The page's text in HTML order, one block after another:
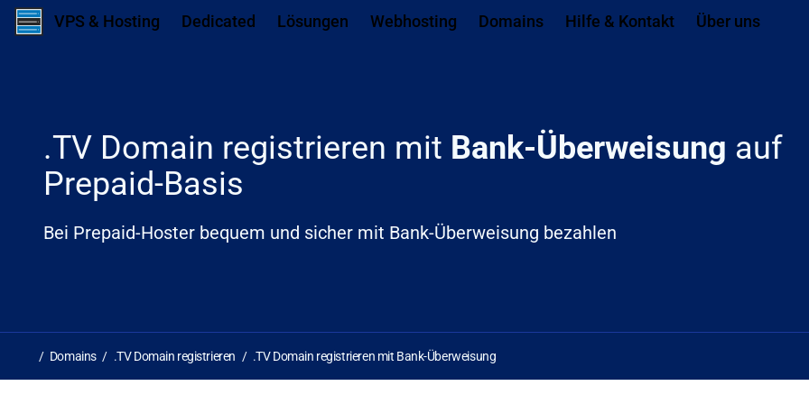
Zum Inhalt springen Zum ersten Navigationslink springen Nach ganz unten springen
VPS & Hosting Dedicated Lösungen Webhosting Domains Hilfe & Kontakt Über uns
.TV Domain registrieren mit Bank-Überweisung auf
Prepaid-Basis
Bei Prepaid-Hoster bequem und sicher mit Bank-Überweisung bezahlen
Domains .TV Domain registrieren .TV Domain registrieren mit Bank-Überweisung